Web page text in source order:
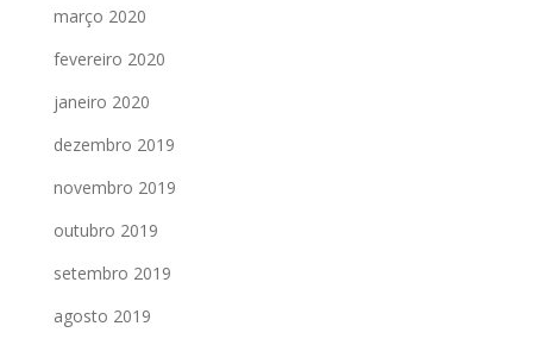
março 2020
fevereiro 2020
janeiro 2020
dezembro 2019
novembro 2019
outubro 2019
setembro 2019
agosto 2019